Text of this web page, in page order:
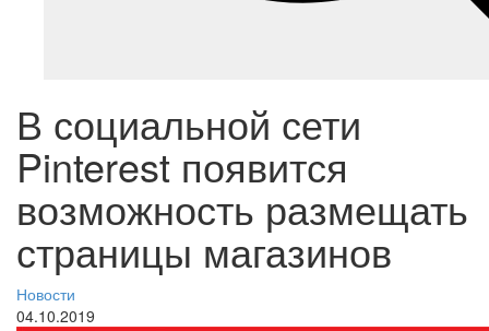
В социальной сети
Pinterest появится
возможность размещать
страницы магазинов
Новости
04.10.2019